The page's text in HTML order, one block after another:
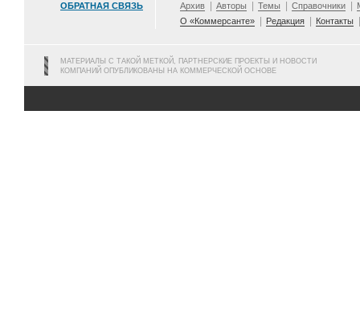
ОБРАТНАЯ СВЯЗЬ Архив Авторы Темы Справочники
О «Коммерсанте»
Редакция Контакты
МАТЕРИАЛЫ С ТАКОЙ МЕТКОЙ, ПАРТНЕРСКИЕ ПРОЕКТЫ И НОВОСТИ
КОМПАНИЙ ОПУБЛИКОВАНЫ НА КОММЕРЧЕСКОЙ ОСНОВЕ